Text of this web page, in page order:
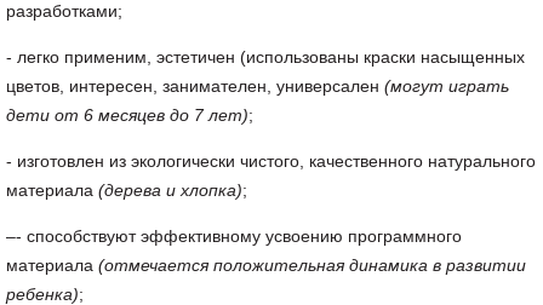
разработками;
- легко применим, эстетичен (использованы краски насыщенных
цветов, интересен, занимателен, универсален (могут играть
дети от 6 месяцев до 7 лет);
- изготовлен из экологически чистого, качественного натурального
материала (дерева и хлопка);
–- способствуют эффективному усвоению программного
материала (отмечается положительная динамика в развитии
ребенка);